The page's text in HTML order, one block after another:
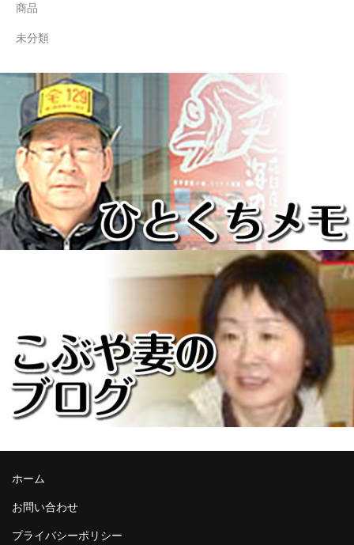
商品
未分類
ホーム
お問い合わせ
プライバシーポリシー